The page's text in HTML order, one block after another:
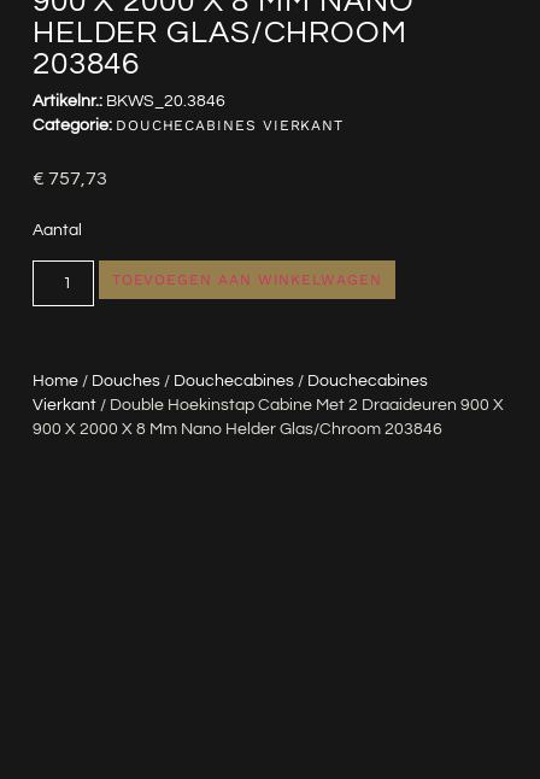
HELDER GLAS/CHROOM
203846
Home/ Douches/ Douchecabines/ Douchecabines
Vierkant/ Double Hoekinstap Cabine Met 2 Draaideuren 900 X
900 X 2000 X 8 Mm Nano Helder Glas/chroom 203846
Artikelnr.: BKWS_20.3846
Categorie: DOUCHECABINES VIERKANT
€ 757,73
Aantal
TOEVOEGEN AAN WINKELWAGEN